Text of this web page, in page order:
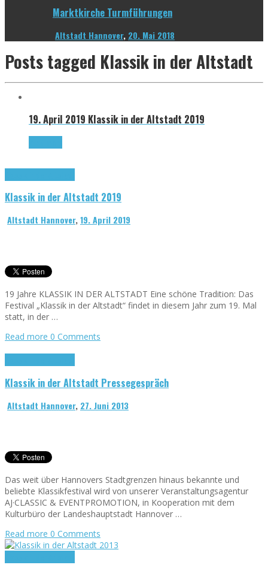
Marktkirche Turmführungen
Altstadt Hannover, 20. Mai 2018
Posts tagged Klassik in der Altstadt
19. April 2019 Klassik in der Altstadt 2019
Klassik in der Altstadt 2019
Altstadt Hannover,19. April 2019
19 Jahre KLASSIK IN DER ALTSTADT Eine schöne Tradition: Das
Festival „Klassik in der Altstadt“ findet in diesem Jahr zum 19. Mal
statt, in der …
Read more 0 Comments
Klassik in der Altstadt Pressegespräch
Altstadt Hannover, 27. Juni 2013
Das weit über Hannovers Stadtgrenzen hinaus bekannte und
beliebte Klassikfestival wird von unserer Veranstaltungsagentur
AJ·CLASSIC & EVENTPROMOTION, in Kooperation mit dem
Kulturbüro der Landeshauptstadt Hannover …
Read more 0 Comments